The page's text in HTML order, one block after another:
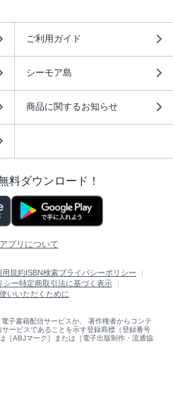
ご利用ガイド
シーモア島
商品に関するお知らせ
料ダウンロード！
プリについて
用規約ISBN検索プライバシーポリシー
シー特定商取引法に基づく表示
いいただくために
子書籍配信サービスが、 著作権者からコンテ
ービスであることを示す登録商標（登録番号
［ABJマーク］または［電子出版制作・流通協